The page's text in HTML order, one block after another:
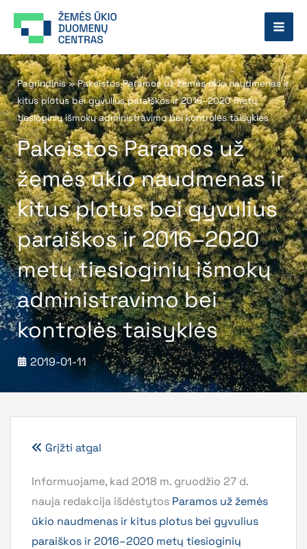
prie
Pagrindinis»Pakeistos Paramos už žemės ūkio naudmenas ir
kitus plotus bei gyvulius paraiškos ir 2016–2020 metų
tiesioginių išmokų administravimo bei kontrolės taisyklės
Pakeistos Paramos už
žemės ūkio naudmenas ir
kitus plotus bei gyvulius
paraiškos ir 2016–2020
metų tiesioginių išmokų
administravimo bei
kontrolės taisyklės
2019-01-11
Grįžti atgal
Informuojame, kad 2018 m. gruodžio 27 d.
nauja redakcija išdėstytos Paramos už žemės
ūkio naudmenas ir kitus plotus bei gyvulius
paraiškos ir 2016–2020 metų tiesioginių